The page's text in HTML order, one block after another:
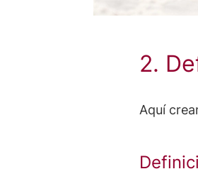
2.
Aquí